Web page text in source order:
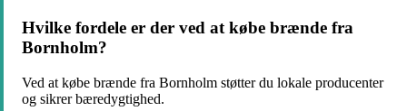
Hvilke fordele er der ved at købe brænde fra
Bornholm?
Ved at købe brænde fra Bornholm støtter du lokale producenter
og sikrer bæredygtighed.